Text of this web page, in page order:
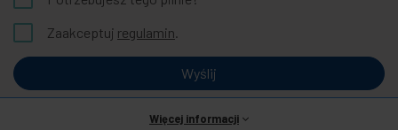
Zaakceptuj regulamin.
Wyślij
Więcej informacji